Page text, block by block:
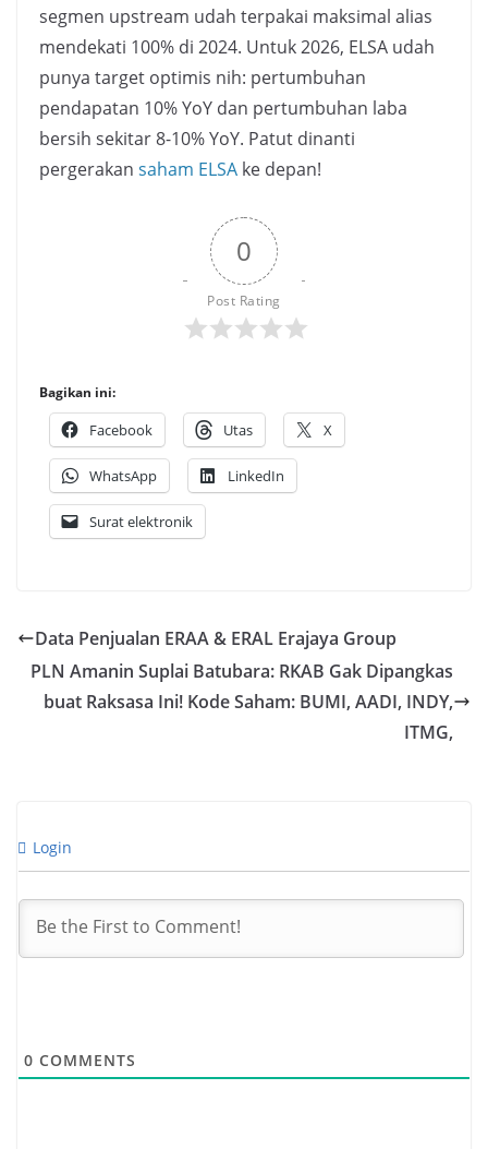
segmen upstream udah terpakai maksimal alias
mendekati 100% di 2024. Untuk 2026, ELSA udah
punya target optimis nih: pertumbuhan
pendapatan 10% YoY dan pertumbuhan laba
bersih sekitar 8-10% YoY. Patut dinanti
pergerakan saham ELSA ke depan!
0
Post Rating
Bagikan ini:
Facebook Utas X
WhatsApp LinkedIn
Surat elektronik
Data Penjualan ERAA & ERAL Erajaya Group
PLN Amanin Suplai Batubara: RKAB Gak Dipangkas
buat Raksasa Ini! Kode Saham: BUMI, AADI, INDY,
ITMG,
Login
0 COMMENTS